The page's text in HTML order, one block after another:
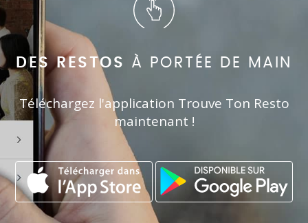
DES RESTOS À PORTÉE DE MAIN
Téléchargez l'application Trouve Ton Resto
maintenant !